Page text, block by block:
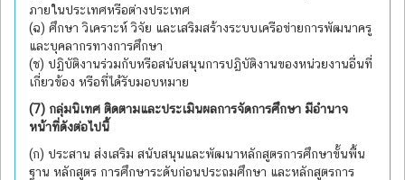
ภายในประเทศหรือต่างประเทศ
(ฉ) ศึกษา วิเคราะห์ วิจัย และเสริมสร้างระบบเครือข่ายการพัฒนาครู
และบุคลากรทางการศึกษา
(ช) ปฏิบัติงานร่วมกับหรือสนับสนุนการปฏิบัติงานของหน่วยงานอื่นที่
เกี่ยวข้อง หรือที่ได้รับมอบหมาย
(7) กลุ่มนิเทศ ติดตามและประเมินผลการจัดการศึกษา มีอำนาจ
หน้าที่ดังต่อไปนี้
(ก) ประสาน ส่งเสริม สนับสนุนและพัฒนาหลักสูตรการศึกษาขั้นพื้น
ฐาน หลักสูตร การศึกษาระดับก่อนประถมศึกษา และหลักสูตรการ